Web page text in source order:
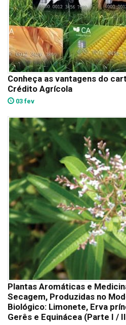
Conheça as vantagens do
Crédito Agrícola
03 fev
Plantas Aromáticas e
Secagem, Produzidas no
Biológico: Limonete, Erva
Gerês e Equinácea (Parte I /